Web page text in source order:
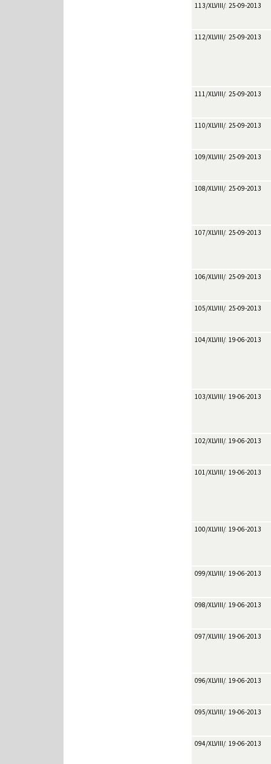
113/XLVIII/201325-09-2013
112/XLVIII/201325-09-2013
111/XLVIII/201325-09-2013
110/XLVIII/201325-09-2013
109/XLVIII/201325-09-2013
108/XLVIII/201325-09-2013
107/XLVIII/201325-09-2013
106/XLVIII/201325-09-2013
105/XLVIII/201325-09-2013
104/XLVIII/201319-06-2013
103/XLVIII/201319-06-2013
102/XLVIII/201319-06-2013
101/XLVIII/201319-06-2013
100/XLVIII/201319-06-2013
099/XLVIII/201319-06-2013
098/XLVIII/201319-06-2013
097/XLVIII/201319-06-2013
096/XLVIII/201319-06-2013
095/XLVIII/201319-06-2013
094/XLVIII/201319-06-2013